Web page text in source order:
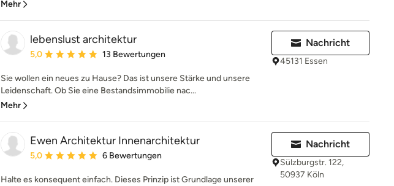
Mehr
lebenslust architektur
Durchschnittliche Bewertung: 5 von 5 Sternen
5,0 13 Bewertungen
Sie wollen ein neues zu Hause? Das ist unsere Stärke und unsere
Leidenschaft. Ob Sie eine Bestandsimmobilie nac...
Mehr
Nachricht
45131 Essen
Ewen Architektur Innenarchitektur
Durchschnittliche Bewertung: 5 von 5 Sternen
5,0 6 Bewertungen
Halte es konsequent einfach. Dieses Prinzip ist Grundlage unserer
Nachricht
Sülzburgstr. 122,
50937 Köln